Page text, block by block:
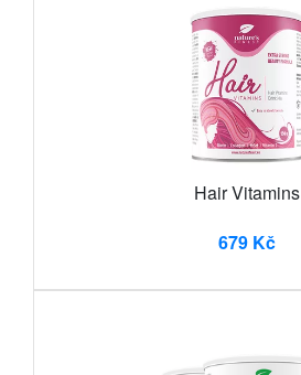
Hair Vitamins
679 Kč